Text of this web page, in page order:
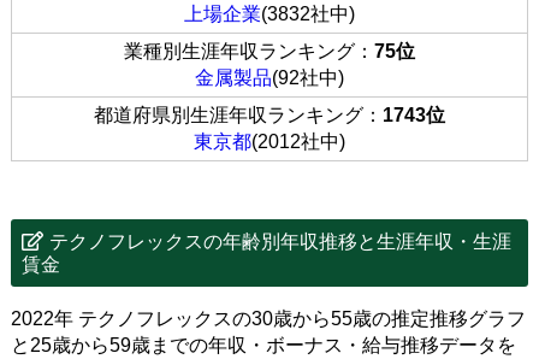
上場企業(3832社中)
業種別生涯年収ランキング： 75位
金属製品(92社中)
都道府県別生涯年収ランキング： 1743位
東京都(2012社中)
テクノフレックスの年齢別年収推移と生涯年収・生涯
賃金
2022年 テクノフレックスの30歳から55歳の推定推移グラフ
と25歳から59歳までの年収・ボーナス・給与推移データを